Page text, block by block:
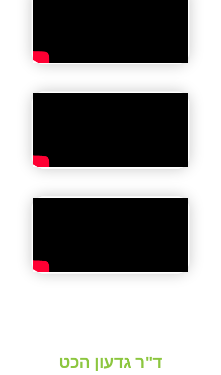
ד"ר גדעון הכט